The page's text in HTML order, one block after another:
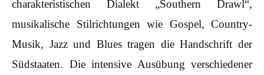
charakteristischen Dialekt „Southern Drawl“,
musikalische Stilrichtungen wie Gospel, Country-
Musik, Jazz und Blues tragen die Handschrift der
Südstaaten. Die intensive Ausübung verschiedener